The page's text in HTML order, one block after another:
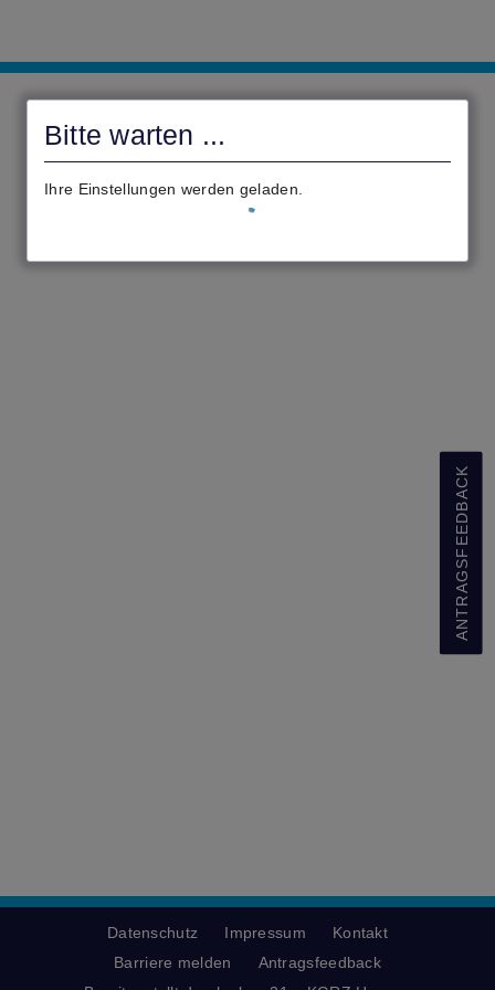
Bitte warten ...
Ihre Einstellungen werden geladen.
ANTRAGSFEEDBACK
Datenschutz Impressum
Kontakt
Barriere melden
Antragsfeedback